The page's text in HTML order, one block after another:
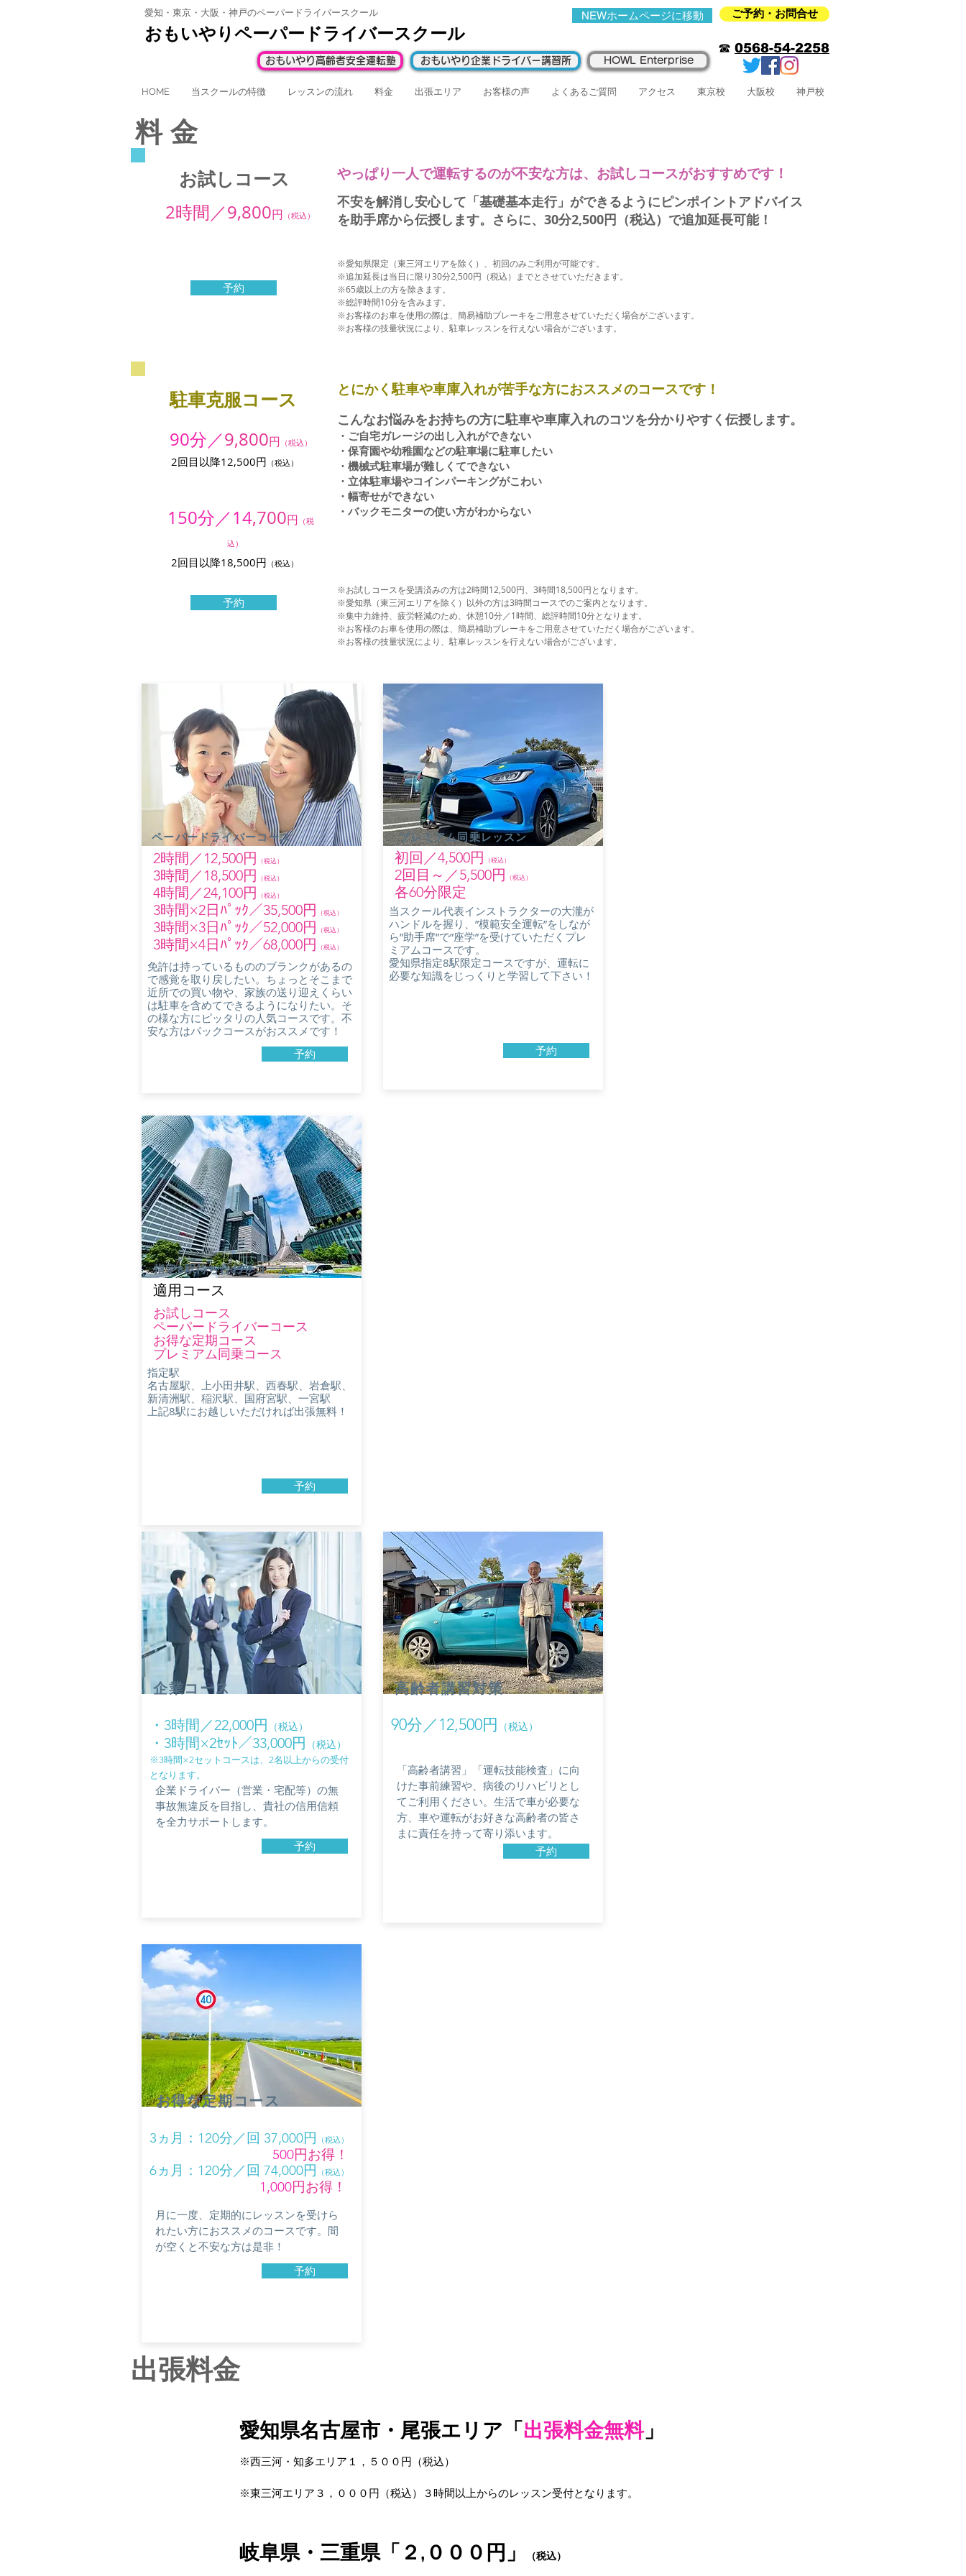
愛知・東京・大阪・神戸のペーパードライバースクール
​おもいやりペーパードライバースクール
NEWホームページに移動
おもいやり高齢者安全運転塾 おもいやり企業ドライバー講習所 HOWL Enterprise
ご予約・お問合せ
☎ 0568-54-2258
HOME 当スクールの特徴 レッスンの流れ 料金 出張エリア お客様の声 よくあるご質問 アクセス 東京校 大阪校 神戸校
料 金
お試しコース
2時間／9,800円 （税込）
予約
やっぱり一人で運転するのが不安な方は、お試しコースがおすすめです！
​不安を解消し安心して「基礎基本走行」ができるようにピンポイントアドバイス
を助手席から伝授します。さらに、30分2,500円（税込）で追加延長可能！
※愛知県限定（東三河エリアを除く）、初回のみご利用が可能です。
※追加延長は当日に限り30分2,500円（税込）までとさせていただきます。
※65歳以上の方を除きます。
※総評時間10分を含みます。
※お客様のお車を使用の際は、簡易補助ブレーキをご用意させていただく場合がございます。
※お客様の技量状況により、駐車レッスンを行えない場合がございます。
​駐車克服コース
90分／9,800円 （税込）
2回目以降12,500円 （税込）
150分／14,700円 （税
込）
2回目以降18,500円 （税込）
予約
​とにかく駐車や車庫入れが苦手な方におススメのコースです！
​こんなお悩みをお持ちの方に駐車や車庫入れのコツを分かりやすく伝授します。
・ご自宅ガレージの出し入れができない
・保育園や幼稚園などの駐車場に駐車したい
・機械式駐車場が難しくてできない
・立体駐車場やコインパーキングがこわい
・幅寄せができない
​・バックモニターの使い方がわからない
​※お試しコースを受講済みの方は2時間12,500円、3時間18,500円となります。
※愛知県（東三河エリアを除く）以外の方は3時間コースでのご案内となります。
※集中力維持、疲労軽減のため、休憩10分／1時間、総評時間10分となります。
※お客様のお車を使用の際は、簡易補助ブレーキをご用意させていただく場合がございます。
※お客様の技量状況により、駐車レッスンを行えない場合がございます。
ペーパードライバーコース
​2時間／12,500円 （税込）
3時間／18,500円 （税込）
4時間／24,100円 （税込）
3時間×2日ﾊﾟｯｸ／35,500円 （税込）
3時間×3日ﾊﾟｯｸ／52,000円 （税込）
​3時間×4日ﾊﾟｯｸ／68,000円 （税込）
免許は持っているもののブランクがあるの
で感覚を取り戻したい。ちょっとそこまで
近所での買い物や、家族の送り迎えくらい
は駐車を含めてできるようになりたい。そ
の様な方にピッタリの人気コースです。不
安な方はパックコースがおススメです！
予約
​プレミアム同乗レッスン
​初回／4,500円 （税込）
2回目～／5,500円 （税込）
各60分限定
当スクール代表インストラクターの大瀧が
ハンドルを握り、”模範安全運転”をしなが
ら”助手席”で”座学”を受けていただくプレ
ミアムコースです。
​愛知県指定8駅限定コースですが、運転に
必要な知識をじっくりと学習して下さい！
予約
​指定8駅待ち合わせコース
​適用コース
​お試しコース
ペーパードライバーコース
​お得な定期コース
​プレミアム同乗コース
指定駅
名古屋駅、上小田井駅、西春駅、岩倉駅、
新清洲駅、稲沢駅、国府宮駅、一宮駅
​上記8駅にお越しいただければ出張無料！
予約
​企業コース
・3時間／22,000円 （税込）​
・3時間×2ｾｯﾄ／33,000円 （税込）
​※3時間×2セットコースは、2名以上からの受付
となります。
​企業ドライバー（営業・宅配等）の無
事故無違反を目指し、貴社の信用信頼
を全力サポートします。
予約
​高齢者講習対策
​90分／12,500円
（税込）
​「高齢者講習」「運転技能検査」に向
けた事前練習や、病後のリハビリとし
てご利用ください。生活で車が必要な
方、車や運転がお好きな高齢者の皆さ
まに責任を持って寄り添います。
予約
お得な​定期コース
3ヵ月： 120分／回 37,000円 （税込）
500円お得！
6ヵ月：120分／回 74,000円 （税込）
1,000円お得！
​月に一度、 定期的にレッスンを受けら
れたい方におススメのコースです。間
が空くと不安な方は是非！
予約
出張料金
愛知県名古屋市・尾張エ リア 「出張料金無料」
※西三河・知多エリア１ ，５００円（税込）
※東三河エリア３ ，０００円（税込）３時間以上からのレッス ン受付となります。
​岐阜県・三重県「２ ,０００円」 （税込）